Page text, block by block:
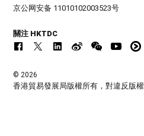
京公网安备 11010102003523号
關注 HKTDC
© 2026
香港貿易發展局版權所有，對違反版